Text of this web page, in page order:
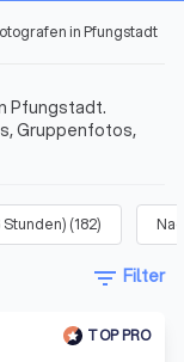
in Pfungstadt
Pfungstadt.
Gruppenfotos,
Stunden) (182)
filter_list Filter
TOP PRO